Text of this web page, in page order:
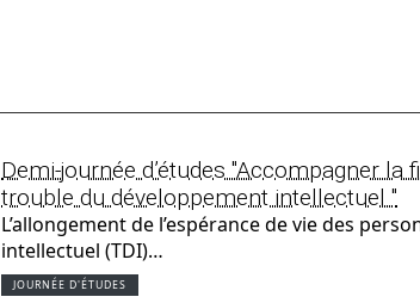
Demi-journée d’études "Accompagner
trouble du développement intellectuel "
L’allongement de l’espérance de vie des
intellectuel (TDI)…
JOURNÉE D'ÉTUDES